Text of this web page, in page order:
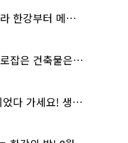
주황색 리본 따라 한강부터 메타세쿼이아 숲길까지…서울둘레길 15코스
나의 마음을 사로잡은 건축물은? '서울시 건축상' 수상작 공개!
더울 땐 잠시 쉬었다 가세요! 생수 냉장고부터 해피소·무더위쉼터까지